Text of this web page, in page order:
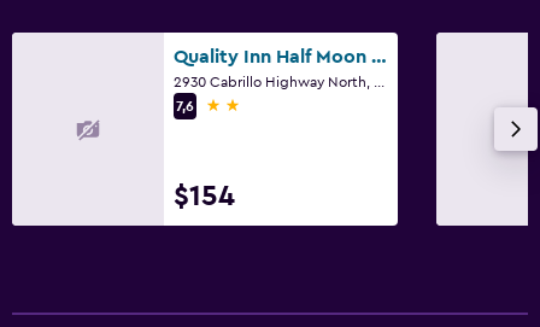
Quality Inn Half Moon Bay/Miramar Beach
7,6
2 estrellas
$154